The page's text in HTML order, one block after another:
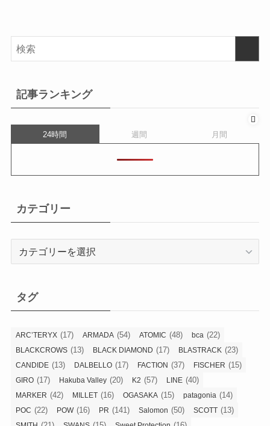
記事ランキング
24時間 週間 月間
カテゴリー
ー
タグ
ARC’TERYX (17) ARMADA (54) ATOMIC (48) bca (22)
BLACKCROWS (13) BLACK DIAMOND (17) BLASTRACK (23)
CANDIDE (13) DALBELLO (17) FACTION (37) FISCHER (15)
GIRO (17) Hakuba Valley (20) K2 (57) LINE (40)
MARKER (42) MILLET (16) OGASAKA (15) patagonia (14)
POC (22) POW(16) PR (141) Salomon (50) SCOTT (13)